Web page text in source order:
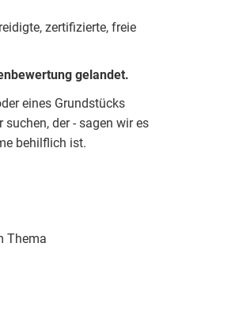
zertifizierte, freie
gelandet.
eines Grundstücks
der - sagen wir es
behilflich ist.
Thema